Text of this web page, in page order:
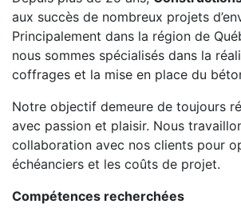
aux succès de nombreux projets
Principalement dans la région de
nous sommes spécialisés dans la
coffrages et la mise en place du
Notre objectif demeure de toujours
avec passion et plaisir. Nous
collaboration avec nos clients pour
échéanciers et les coûts de projet.
Compétences recherchées